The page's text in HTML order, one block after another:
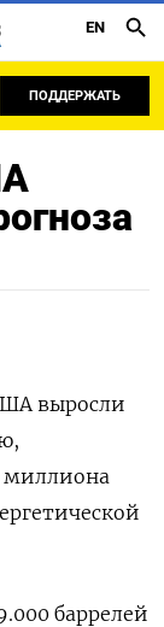
EN
ПОДДЕРЖАТЬ
выросли
миллиона
баррелей